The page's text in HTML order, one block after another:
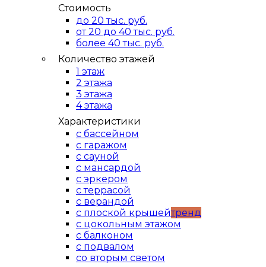
Стоимость
до 20 тыс. руб.
от 20 до 40 тыс. руб.
более 40 тыс. руб.
Количество этажей
1 этаж
2 этажа
3 этажа
4 этажа
Характеристики
с бассейном
с гаражом
с сауной
с мансардой
с эркером
с террасой
с верандой
с плоской крышейтренд
с цокольным этажом
с балконом
с подвалом
со вторым светом